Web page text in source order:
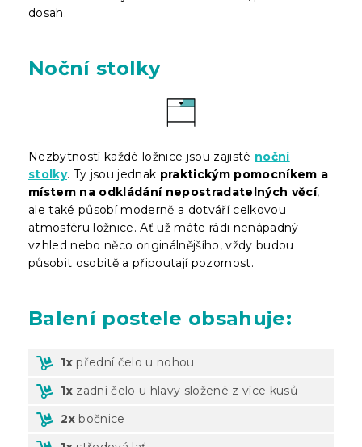
dosah.
Noční stolky
Nezbytností každé ložnice jsou zajisté noční
stolky. Ty jsou jednak praktickým pomocníkem a
místem na odkládání nepostradatelných věcí,
ale také působí moderně a dotváří celkovou
atmosféru ložnice. Ať už máte rádi nenápadný
vzhled nebo něco originálnějšího, vždy budou
působit osobitě a připoutají pozornost.
Balenípostele obsahuje:
1x přední čelo u nohou
1x zadní čelo u hlavy složené z více kusů
2x bočnice